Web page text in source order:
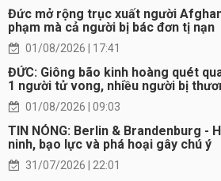
Đức mở rộng trục xuất người
phạm mà cả người bị bác đơn tị nạn
01/08/2026 | 17:41
ĐỨC: Giông bão kinh hoàng quét
1 người tử vong, nhiều người bị
01/08/2026 | 09:03
TIN NÓNG: Berlin & Brandenburg -
ninh, bạo lực và phá hoại gây chú ý
31/07/2026 | 22:01